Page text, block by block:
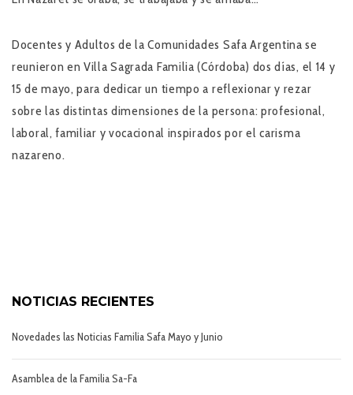
Docentes y Adultos de la Comunidades Safa Argentina se
reunieron en Villa Sagrada Familia (Córdoba) dos días, el 14 y
15 de mayo, para dedicar un tiempo a reflexionar y rezar
sobre las distintas dimensiones de la persona: profesional,
laboral, familiar y vocacional inspirados por el carisma
nazareno.
NOTICIAS RECIENTES
Novedades las Noticias Familia Safa Mayo y Junio
Asamblea de la Familia Sa-Fa